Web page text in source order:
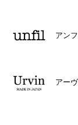
アン
アー